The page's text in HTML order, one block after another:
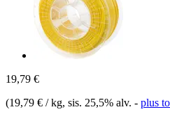
19,79 €
(19,79 € / kg, sis. 25,5% alv. - plus